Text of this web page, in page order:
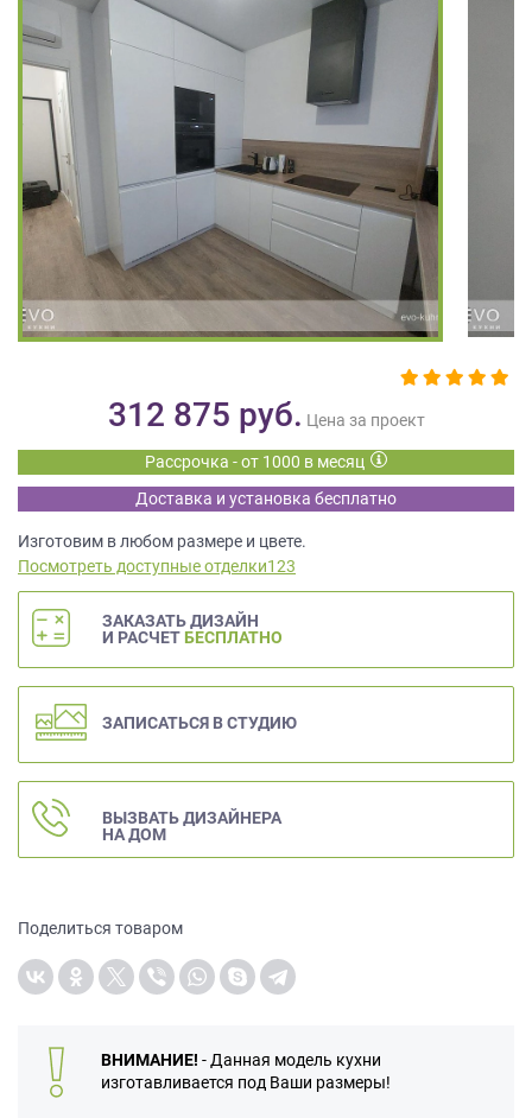
312 875 руб. Цена за проект
Рассрочка - от 1000 в месяц
Доставка и установка бесплатно
Изготовим в любом размере и цвете.
Посмотреть доступные отделки123
ЗАКАЗАТЬ ДИЗАЙН
И РАСЧЕТ БЕСПЛАТНО
ЗАПИСАТЬСЯ В СТУДИЮ
ВЫЗВАТЬ ДИЗАЙНЕРА
НА ДОМ
Поделиться товаром
ВНИМАНИЕ! - Данная модель кухни
изготавливается под Ваши размеры!
обработку
персональных
данных,
Согласие
обработку
метрическими
программами
обработки
персональных
данных.